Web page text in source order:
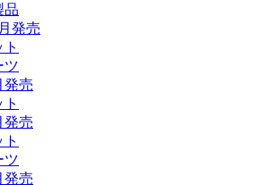
品
発売
ツ
発売
発売
ツ
発売